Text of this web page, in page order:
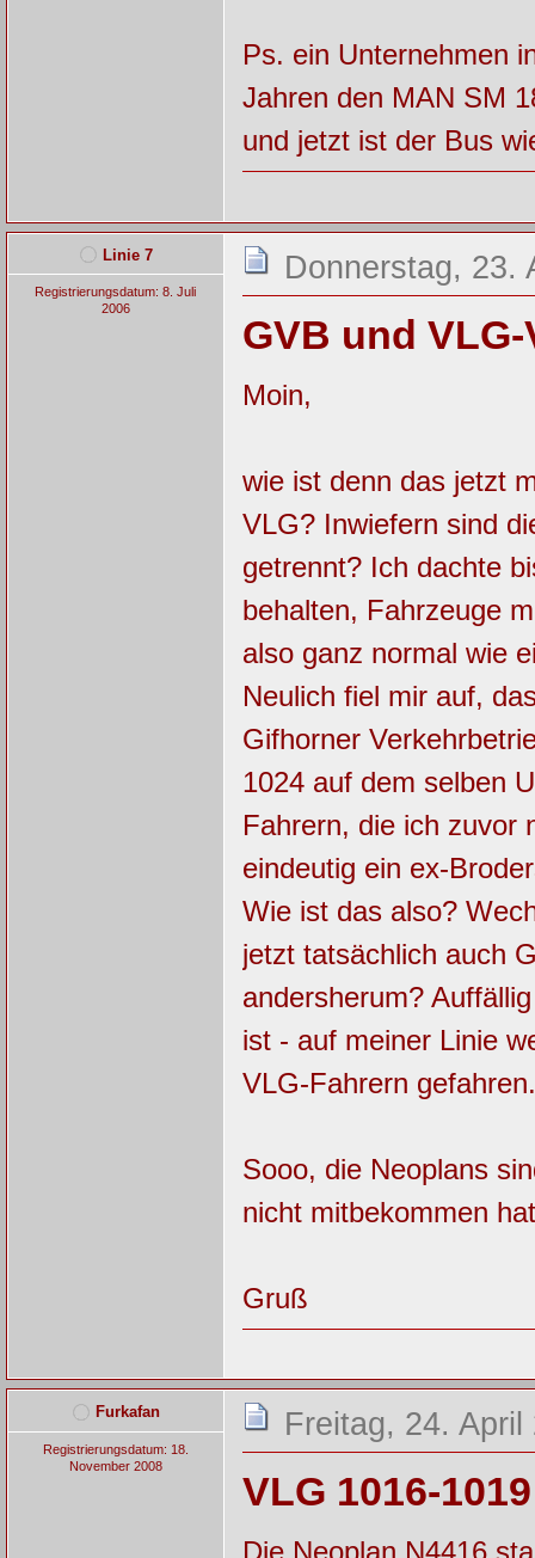
Ps. ein Unternehmen
Jahren den MAN SM
und jetzt ist der Bus
Linie 7
Registrierungsdatum: 8. Juli
2006
Donnerstag, 23.
GVB und
Moin,
wie ist denn das jetzt
VLG? Inwiefern sind
getrennt? Ich dachte
behalten, Fahrzeuge
also ganz normal wie
Neulich fiel mir auf,
Gifhorner
1024 auf dem selben
Fahrern, die ich zuvor
eindeutig ein ex-
Wie ist das also?
jetzt tatsächlich auch
andersherum?
ist - auf meiner Linie
VLG-Fahrern gefahren.
Sooo, die Neoplans
nicht mitbekommen
Gruß
Furkafan
Registrierungsdatum: 18.
November 2008
Freitag, 24. April
VLG 1016-1019